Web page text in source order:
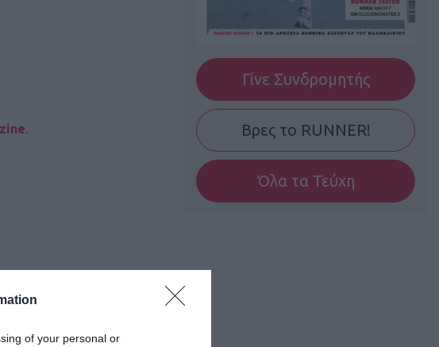
of your personal or
.
Γίνε Συνδρομητής
Βρες το RUNNER!
Όλα τα Τεύχη